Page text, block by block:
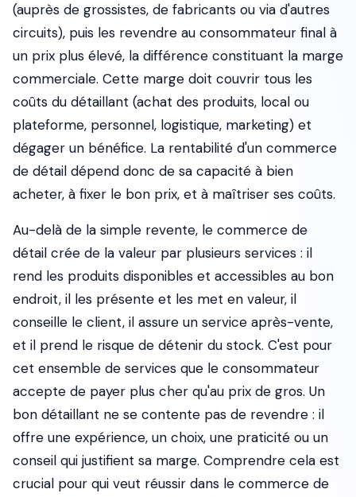
(auprès de grossistes, de fabricants ou via d'autres
circuits), puis les revendre au consommateur final à
un prix plus élevé, la différence constituant la marge
commerciale. Cette marge doit couvrir tous les
coûts du détaillant (achat des produits, local ou
plateforme, personnel, logistique, marketing) et
dégager un bénéfice. La rentabilité d'un commerce
de détail dépend donc de sa capacité à bien
acheter, à fixer le bon prix, et à maîtriser ses coûts.
Au-delà de la simple revente, le commerce de
détail crée de la valeur par plusieurs services : il
rend les produits disponibles et accessibles au bon
endroit, il les présente et les met en valeur, il
conseille le client, il assure un service après-vente,
et il prend le risque de détenir du stock. C'est pour
cet ensemble de services que le consommateur
accepte de payer plus cher qu'au prix de gros. Un
bon détaillant ne se contente pas de revendre : il
offre une expérience, un choix, une praticité ou un
conseil qui justifient sa marge. Comprendre cela est
crucial pour qui veut réussir dans le commerce de